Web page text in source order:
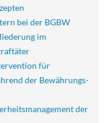
bei der BGBW
im
für
der Bewährungs-
der